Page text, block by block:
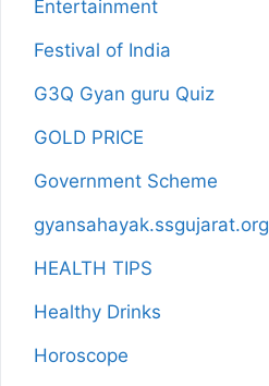
Entertainment
Festival of India
G3Q Gyan guru Quiz
GOLD PRICE
Government Scheme
gyansahayak.ssgujarat.org
HEALTH TIPS
Healthy Drinks
Horoscope